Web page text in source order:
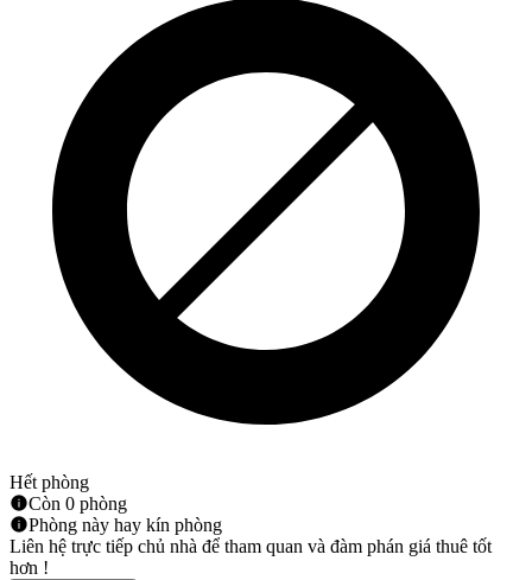
Hết phòng
Còn 0 phòng
Phòng này hay kín phòng
Liên hệ trực tiếp chủ nhà để tham quan và đàm phán giá thuê tốt
hơn !